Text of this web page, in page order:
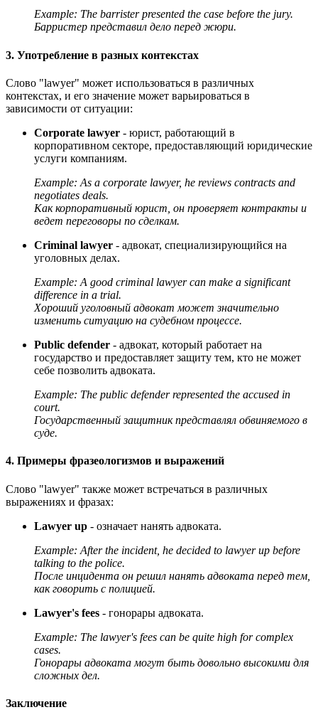
Example: The barrister presented the case before the jury.
Барристер представил дело перед жюри.
3. Употребление в разных контекстах
Слово "lawyer" может использоваться в различных
контекстах, и его значение может варьироваться в
зависимости от ситуации:
Corporate lawyer - юрист, работающий в
корпоративном секторе, предоставляющий юридические
услуги компаниям.
Example: As a corporate lawyer, he reviews contracts and
negotiates deals.
Как корпоративный юрист, он проверяет контракты и
ведет переговоры по сделкам.
Criminal lawyer - адвокат, специализирующийся на
уголовных делах.
Example: A good criminal lawyer can make a significant
difference in a trial.
Хороший уголовный адвокат может значительно
изменить ситуацию на судебном процессе.
Public defender - адвокат, который работает на
государство и предоставляет защиту тем, кто не может
себе позволить адвоката.
Example: The public defender represented the accused in
court.
Государственный защитник представлял обвиняемого в
суде.
4. Примеры фразеологизмов и выражений
Слово "lawyer" также может встречаться в различных
выражениях и фразах:
Lawyer up - означает нанять адвоката.
Example: After the incident, he decided to lawyer up before
talking to the police.
После инцидента он решил нанять адвоката перед тем,
как говорить с полицией.
Lawyer's fees - гонорары адвоката.
Example: The lawyer's fees can be quite high for complex
cases.
Гонорары адвоката могут быть довольно высокими для
сложных дел.
Заключение